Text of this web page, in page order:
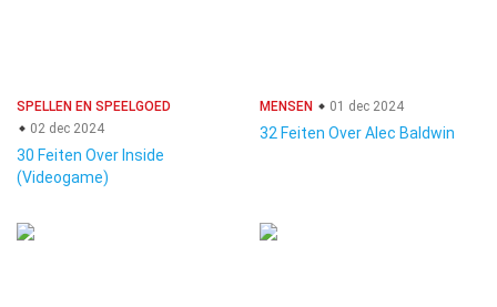
SPELLEN EN SPEELGOED
02 dec 2024
30 Feiten Over Inside
(Videogame)
MENSEN 01 dec 2024
32 Feiten Over Alec Baldwin